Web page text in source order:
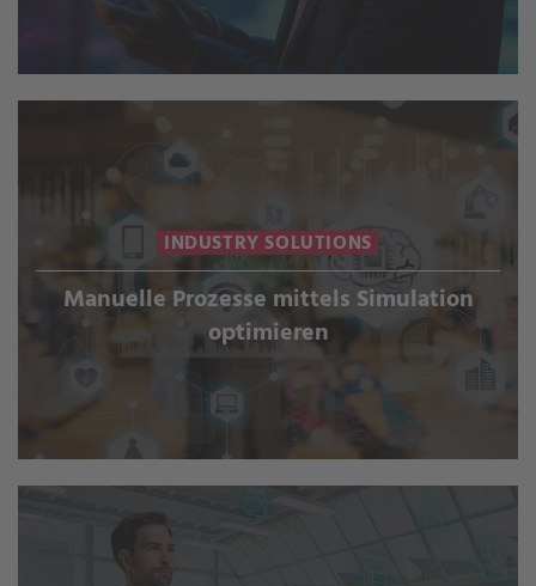
INDUSTRY SOLUTIONS
Manuelle Prozesse mittels Simulation
optimieren